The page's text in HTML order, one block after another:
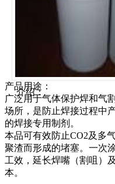
介绍：
产品用途：
广泛用于气体保护焊和气割
场所，是防止焊接过程中
的焊接专用制剂。
本品可有效防止CO2及多
聚渣而形成的堵塞。一次
工效，延长焊嘴（割咀）
本。